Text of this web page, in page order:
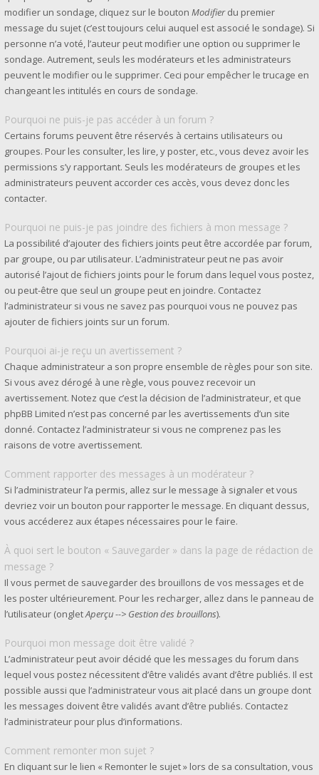
modifier un sondage, cliquez sur le bouton Modifierdu premier
message du sujet (c’est toujours celui auquel est associé le sondage). Si
personne n’a voté, l’auteur peut modifier une option ou supprimer le
sondage. Autrement, seuls les modérateurs et les administrateurs
peuvent le modifier ou le supprimer. Ceci pour empêcher le trucage en
changeant les intitulés en cours de sondage.
Pourquoi ne puis-je pas accéder à un forum ?
Certains forums peuvent être réservés à certains utilisateurs ou
groupes. Pour les consulter, les lire, y poster, etc., vous devez avoir les
permissions s’y rapportant. Seuls les modérateurs de groupes et les
administrateurs peuvent accorder ces accès, vous devez donc les
contacter.
Pourquoi ne puis-je pas joindre des fichiers à mon message ?
La possibilité d’ajouter des fichiers joints peut être accordée par forum,
par groupe, ou par utilisateur. L’administrateur peut ne pas avoir
autorisé l’ajout de fichiers joints pour le forum dans lequel vous postez,
ou peut-être que seul un groupe peut en joindre. Contactez
l’administrateur si vous ne savez pas pourquoi vous ne pouvez pas
ajouter de fichiers joints sur un forum.
Pourquoi ai-je reçu un avertissement ?
Chaque administrateur a son propre ensemble de règles pour son site.
Si vous avez dérogé à une règle, vous pouvez recevoir un
avertissement. Notez que c’est la décision de l’administrateur, et que
phpBB Limited n’est pas concerné par les avertissements d’un site
donné. Contactez l’administrateur si vous ne comprenez pas les
raisons de votre avertissement.
Comment rapporter des messages à un modérateur ?
Si l’administrateur l’a permis, allez sur le message à signaler et vous
devriez voir un bouton pour rapporter le message. En cliquant dessus,
vous accéderez aux étapes nécessaires pour le faire.
À quoi sert le bouton « Sauvegarder » dans la page de rédaction de
message ?
Il vous permet de sauvegarder des brouillons de vos messages et de
les poster ultérieurement. Pour les recharger, allez dans le panneau de
l’utilisateur (ongletAperçu --> Gestion des brouillons).
Pourquoi mon message doit être validé ?
L’administrateur peut avoir décidé que les messages du forum dans
lequel vous postez nécessitent d’être validés avant d’être publiés. Il est
possible aussi que l’administrateur vous ait placé dans un groupe dont
les messages doivent être validés avant d’être publiés. Contactez
l’administrateur pour plus d’informations.
Comment remonter mon sujet ?
En cliquant sur le lien « Remonter le sujet » lors de sa consultation, vous